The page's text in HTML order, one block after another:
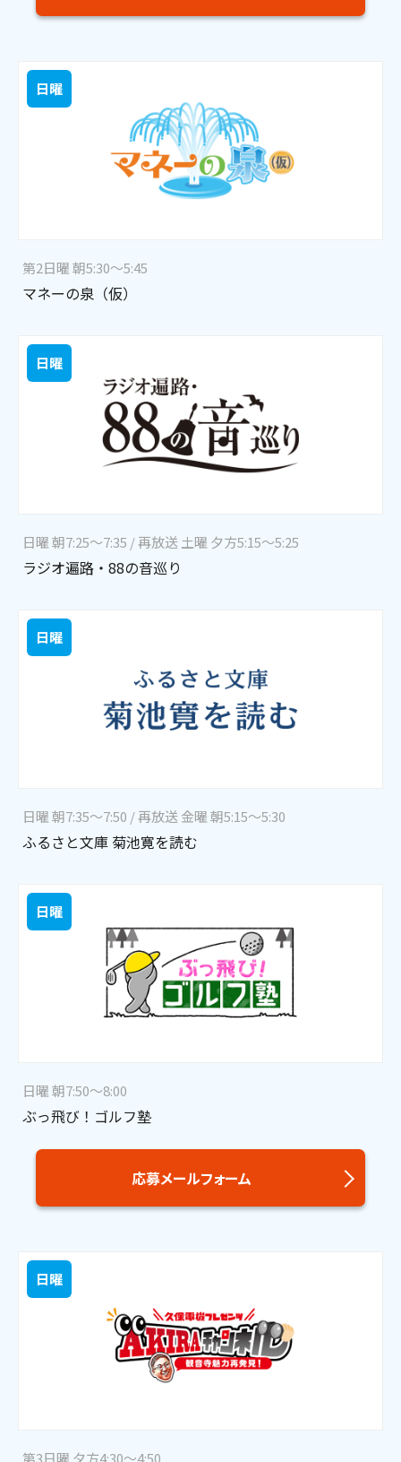
日曜
第2日曜 朝5:30～5:45
マネーの泉（仮）
日曜
日曜 朝7:25～7:35 / 再放送 土曜 夕方5:15～5:25
ラジオ遍路・88の音巡り
日曜
日曜 朝7:35～7:50 / 再放送 金曜 朝5:15～5:30
ふるさと文庫 菊池寛を読む
日曜
日曜 朝7:50～8:00
ぶっ飛び！ゴルフ塾
応募メールフォーム
日曜
第3日曜 夕方4:30～4:50